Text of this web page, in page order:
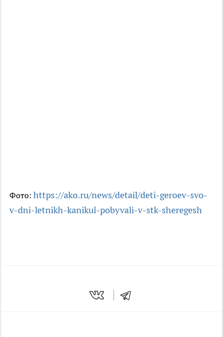
Фото: https://ako.ru/news/detail/deti-geroev-svo-
v-dni-letnikh-kanikul-pobyvali-v-stk-sheregesh